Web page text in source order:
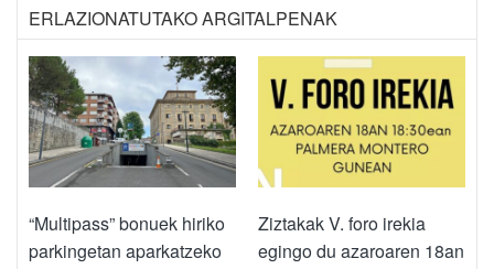
ERLAZIONATUTAKO ARGITALPENAK
“Multipass” bonuek hiriko
parkingetan aparkatzeko
Ziztakak V. foro irekia
egingo du azaroaren 18an